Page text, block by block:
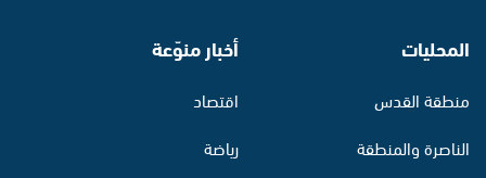
المحليات
منطقة القدس
الناصرة والمنطقة
أخبار منوّعة
اقتصاد
رياضة